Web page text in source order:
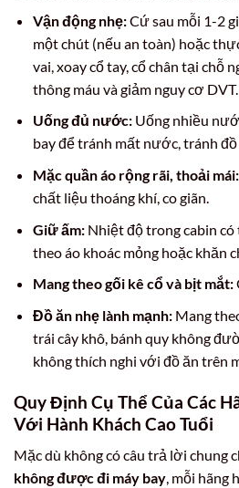
Vận động nhẹ:Cứ sau mỗi 1-2
một chút (nếu an toàn) hoặc
vai, xoay cổ tay, cổ chân tại chỗ
thông máu và giảm nguy cơ DVT.
Uống đủ nước:Uống nhiều
bay để tránh mất nước, tránh đồ
Mặc quần áo rộng rãi, thoải mái:
chất liệu thoáng khí, co giãn.
Giữ ấm:Nhiệt độ trong cabin có
theo áo khoác mỏng hoặc khăn
Mang theo gối kê cổ và bịt mắt:
Đồ ăn nhẹ lành mạnh:Mang
trái cây khô, bánh quy không
không thích nghi với đồ ăn trên
Quy Định Cụ Thể Của Các
Với Hành Khách Cao Tuổi
Mặc dù không có câu trả lời chung
không được đi máy bay, mỗi hãng